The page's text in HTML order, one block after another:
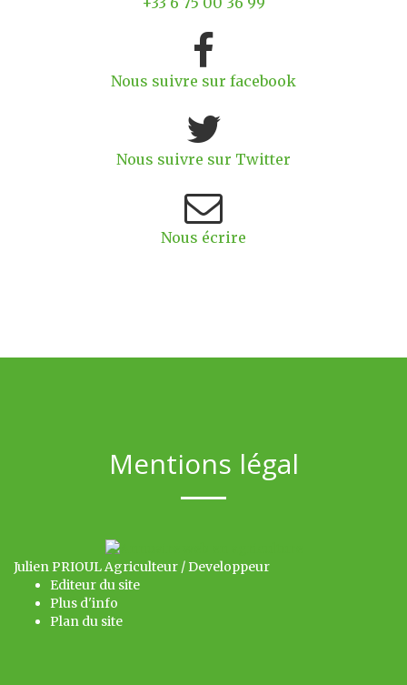
Nous suivre sur facebook
Nous suivre sur Twitter
Nous écrire
Mentions légal
Julien PRIOUL Agriculteur / Developpeur
Editeur du site
Plus d'info
Plan du site